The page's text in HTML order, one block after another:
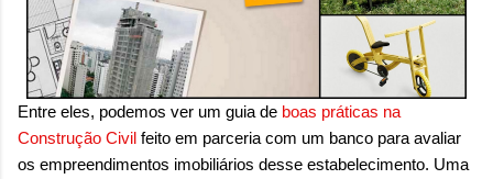
Entre eles, podemos ver um guia de boas práticas na
Construção Civil feito em parceria com um banco para avaliar
os empreendimentos imobiliários desse estabelecimento. Uma